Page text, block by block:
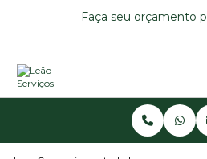
Faça seu orçamento